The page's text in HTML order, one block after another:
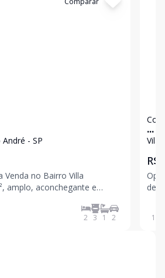
- SP
Venda no Bairro Villa
americana planejada -
2 3 1 2
...
Vila
R$
115